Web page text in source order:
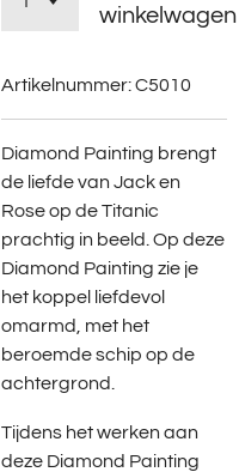
winkelwagen
Artikelnummer:C5010
Diamond Painting brengt
de liefde van Jack en
Rose op de Titanic
prachtig in beeld. Op deze
Diamond Painting zie je
het koppel liefdevol
omarmd, met het
beroemde schip op de
achtergrond.
Tijdens het werken aan
deze Diamond Painting